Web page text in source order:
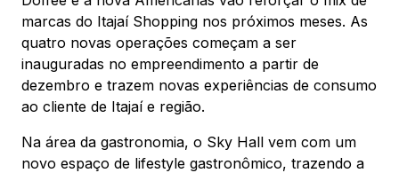
CONTATO
(47) 3348-4609
Comodidades Eventos Cinema
marcas do Itajaí Shopping nos próximos meses. As
quatro novas operações começam a ser
inauguradas no empreendimento a partir de
dezembro e trazem novas experiências de consumo
ao cliente de Itajaí e região.
Na área da gastronomia, o Sky Hall vem com um
novo espaço de lifestyle gastronômico, trazendo a